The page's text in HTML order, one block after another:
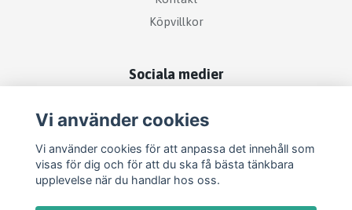
Köpvillkor
Sociala medier
Vi använder cookies
Vi använder cookies för att anpassa det innehåll som
visas för dig och för att du ska få bästa tänkbara
upplevelse när du handlar hos oss.